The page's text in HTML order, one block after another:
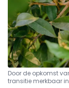
Door de opkomst
transitie merkbaar